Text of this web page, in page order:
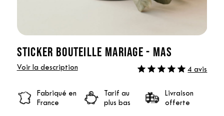
STICKER BOUTEILLE MARIAGE - MAS
Voir la description 4 avis
Fabriqué en
France
Tarif au
plus bas
Livraison
offerte